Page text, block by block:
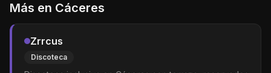
Más en Cáceres
Zrrcus
Discoteca